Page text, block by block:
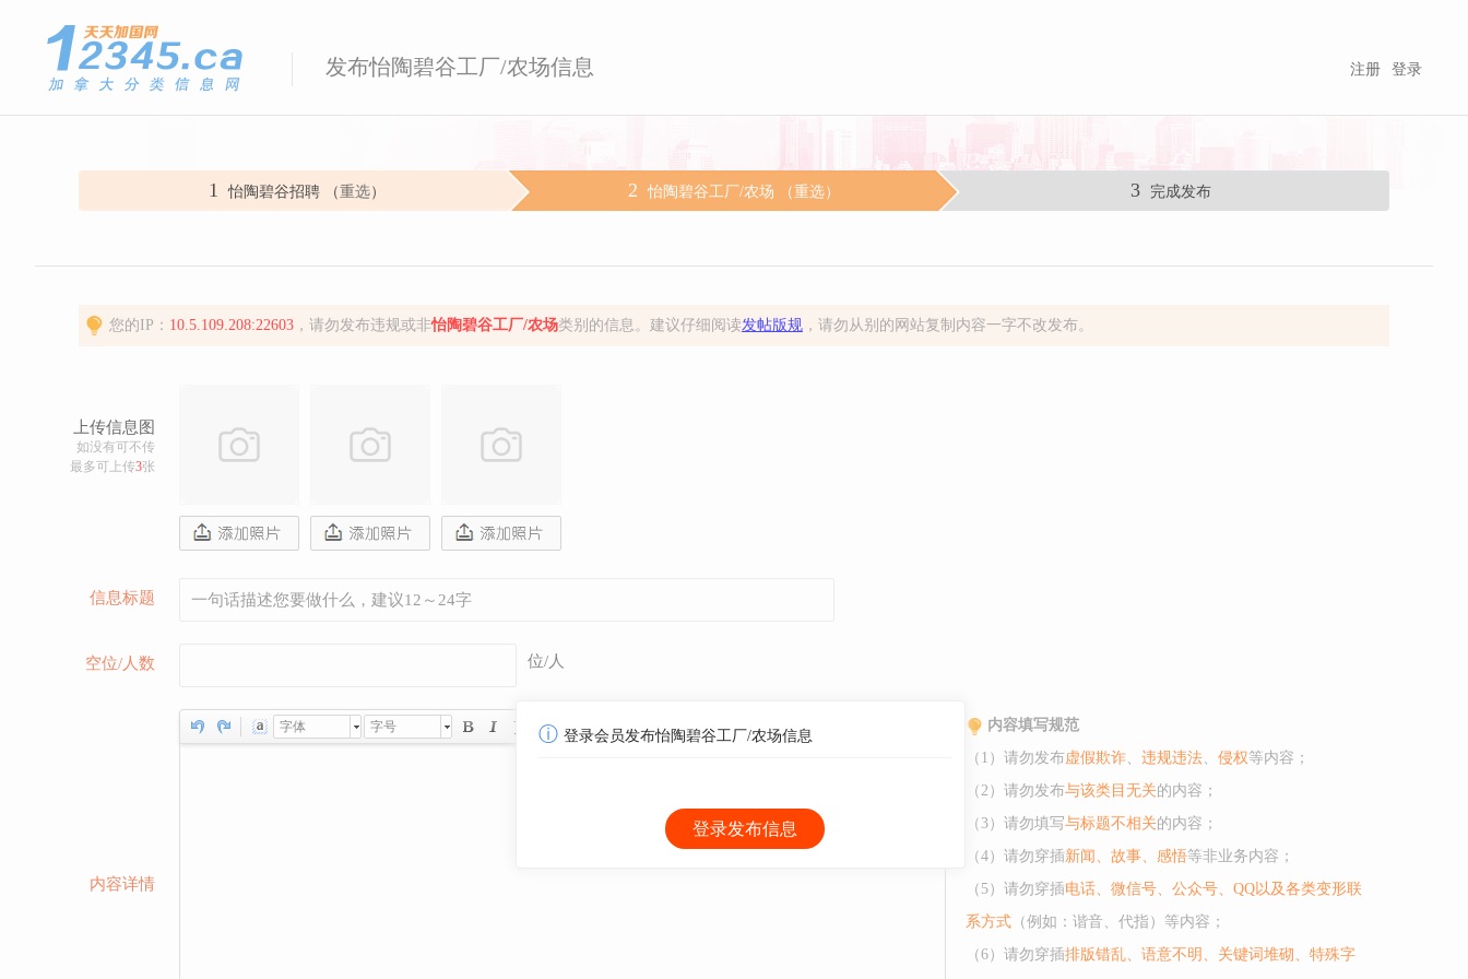
发布怡陶碧谷工厂/农场信息 登录
注册
1 怡陶碧谷招聘 （重选） 2 怡陶碧谷工厂/农场 （重选） 3 完成发布
您的IP： 10.5.109.208:22603 ，请勿发布违规或非怡陶碧谷工厂/农场类别的信息。建议仔细阅读发帖版规 ，请勿从别的网站复制内容一字不改发布。
上传信息图
如没有可不传
最多可上传3张
信息标题
空位/人数 位/人
内容详情
字体 字号
内容填写规范
（1）请勿发布虚假欺诈、 违规违法、 侵权等内容；
（2）请勿发布与该类目无关的内容；
（3）请勿填写与标题不相关的内容；
（4）请勿穿插新闻、故事、感悟等非业务内容；
（5）请勿穿插电话、微信号、公众号、QQ以及各类变形联
系方式 （例如：谐音、代指）等内容；
（6）请勿穿插排版错乱、语意不明、关键词堆砌、特殊字
ⓘ 登录会员发布怡陶碧谷工厂/农场信息